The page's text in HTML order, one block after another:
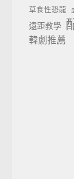
草食性恐龍
遠距教學
韓劇推薦